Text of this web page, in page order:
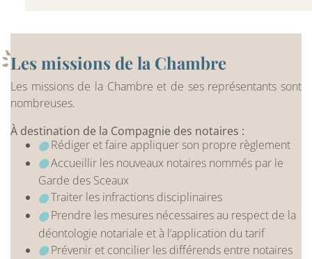
Les missions de la Chambre
Les missions de la Chambre et de ses représentants sont
nombreuses.
À destination de la Compagnie des notaires :
Rédiger et faire appliquer son propre règlement
Accueillir les nouveaux notaires nommés par le
Garde des Sceaux
Traiter les infractions disciplinaires
Prendre les mesures nécessaires au respect de la
déontologie notariale et à l’application du tarif
Prévenir et concilier les différends entre notaires